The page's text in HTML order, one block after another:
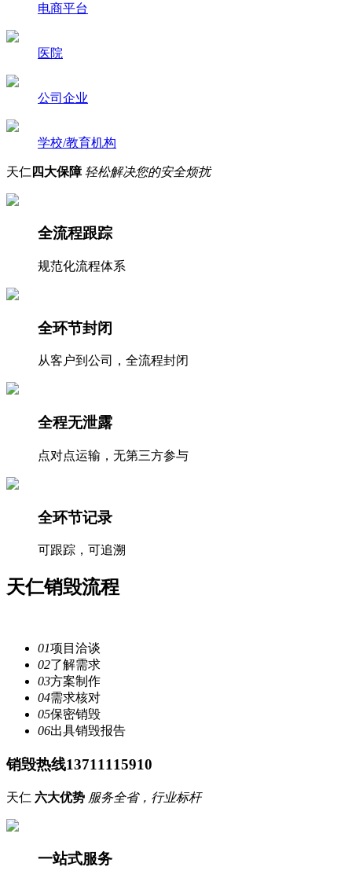
电商平台
医院
公司企业
学校/教育机构
天仁 四大保障 轻松解决您的安全烦扰
全流程跟踪
规范化流程体系
全环节封闭
从客户到公司，全流程封闭
全程无泄露
点对点运输，无第三方参与
全环节记录
可跟踪，可追溯
天仁销毁流程
01项目洽谈
02了解需求
03方案制作
04需求核对
05保密销毁
06出具销毁报告
销毁热线13711115910
天仁 六大优势 服务全省，行业标杆
一站式服务